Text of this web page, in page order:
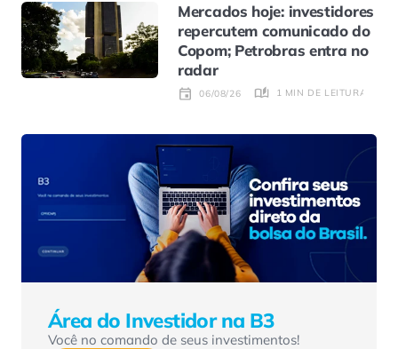
Mercados hoje: investidores
repercutem comunicado do
Copom; Petrobras entra no
radar
06/08/26 1 MIN DE LEITURA
Área do Investidor na B3
Você no comando de seus investimentos!